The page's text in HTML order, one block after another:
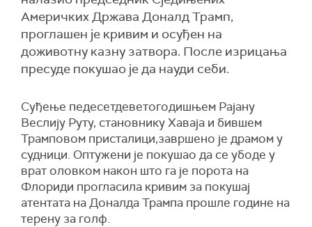
Америчких Држава Доналд Трамп,
проглашен је кривим и осуђен на
доживотну казну затвора. После изрицања
пресуде покушао је да науди себи.
Суђење педесетдеветогодишњем Рајану
Веслију Руту, становнику Хаваја и бившем
Трамповом присталици,завршено је драмом у
судници. Оптужени је покушао да се убоде у
врат оловком након што га је порота на
Флориди прогласила кривим за покушај
атентата на Доналда Трампа прошле године на
терену за голф.